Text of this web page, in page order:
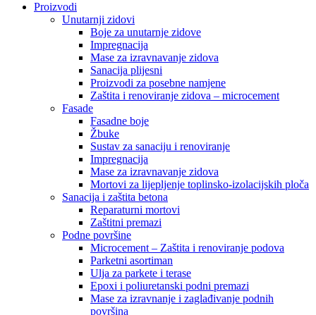
Proizvodi
Unutarnji zidovi
Boje za unutarnje zidove
Impregnacija
Mase za izravnavanje zidova
Sanacija plijesni
Proizvodi za posebne namjene
Zaštita i renoviranje zidova – microcement
Fasade
Fasadne boje
Žbuke
Sustav za sanaciju i renoviranje
Impregnacija
Mase za izravnavanje zidova
Mortovi za lijepljenje toplinsko-izolacijskih ploča
Sanacija i zaštita betona
Reparaturni mortovi
Zaštitni premazi
Podne površine
Microcement – Zaštita i renoviranje podova
Parketni asortiman
Ulja za parkete i terase
Epoxi i poliuretanski podni premazi
Mase za izravnanje i zaglađivanje podnih
površina